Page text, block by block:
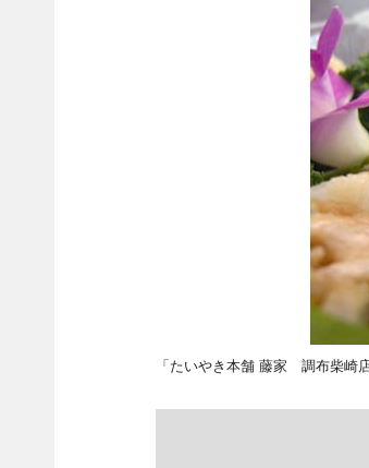
「たいやき本舗 藤家 調布柴崎